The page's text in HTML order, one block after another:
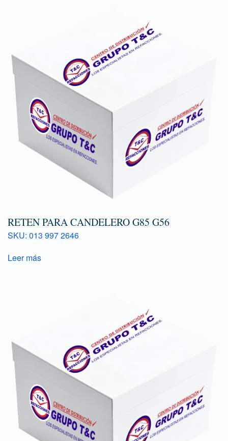
RETEN PARA CANDELERO G85 G56
SKU: 013 997 2646
Leer más